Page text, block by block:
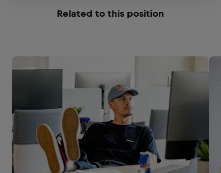
Related to this position